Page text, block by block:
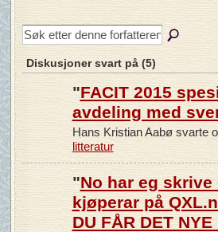
Diskusjoner svart på (5)
"FACIT 2015
avdeling med
Hans Kristian Aabø svarte
litteratur
"No har eg
kjøperar på
DU FÅR DET